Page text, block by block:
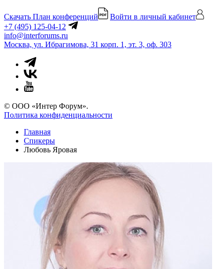
Скачать План конференций
Войти в личный кабинет
+7 (495) 125-04-12
info@interforums.ru
Москва, ул. Ибрагимова, 31 корп. 1, эт. 3, оф. 303
© ООО «Интер Форум».
Политика конфиденциальности
Главная
Спикеры
Любовь Яровая